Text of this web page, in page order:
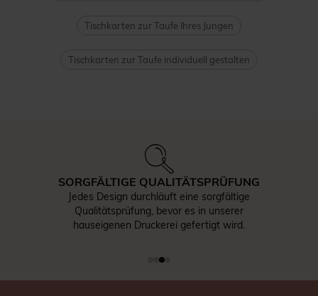
Tischkarten zur Taufe Ihres Jungen
Tischkarten zur Taufe individuell gestalten
SORGFÄLTIGE QUALITÄTSPRÜFUNG
Jedes Design durchläuft eine sorgfältige
Qualitätsprüfung, bevor es in unserer
hauseigenen Druckerei gefertigt wird.